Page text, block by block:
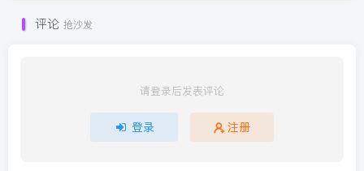
评论 抢沙发
请登录后发表评论
登录 注册